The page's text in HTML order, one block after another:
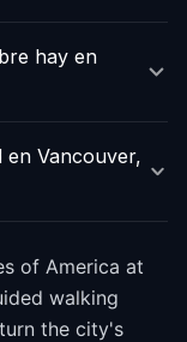
hay en
en Vancouver,
of America at
walking
the city's